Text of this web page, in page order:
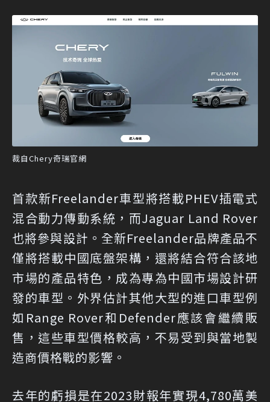
裁自Chery奇瑞官網
首款新Freelander車型將搭載PHEV插電式
混合動力傳動系統，而Jaguar Land Rover
也將參與設計。全新Freelander品牌產品不
僅將搭載中國底盤架構，還將結合符合該地
市場的產品特色，成為專為中國市場設計研
發的車型。外界估計其他大型的進口車型例
如Range Rover和Defender應該會繼續販
售，這些車型價格較高，不易受到與當地製
造商價格戰的影響。
去年的虧損是在2023財報年實現4,780萬美